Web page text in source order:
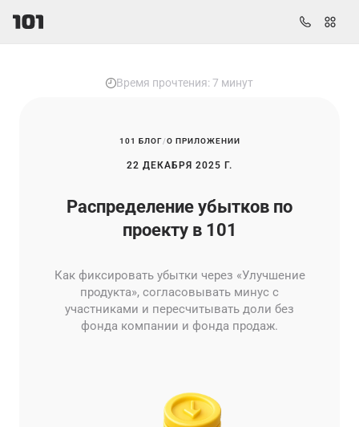
Время прочтения: 7 минут
101 БЛОГ О ПРИЛОЖЕНИИ
22 ДЕКАБРЯ 2025 Г.
Распределение убытков по
проекту в 101
Как фиксировать убытки через «Улучшение
продукта», согласовывать минус с
участниками и пересчитывать доли без
фонда компании и фонда продаж.